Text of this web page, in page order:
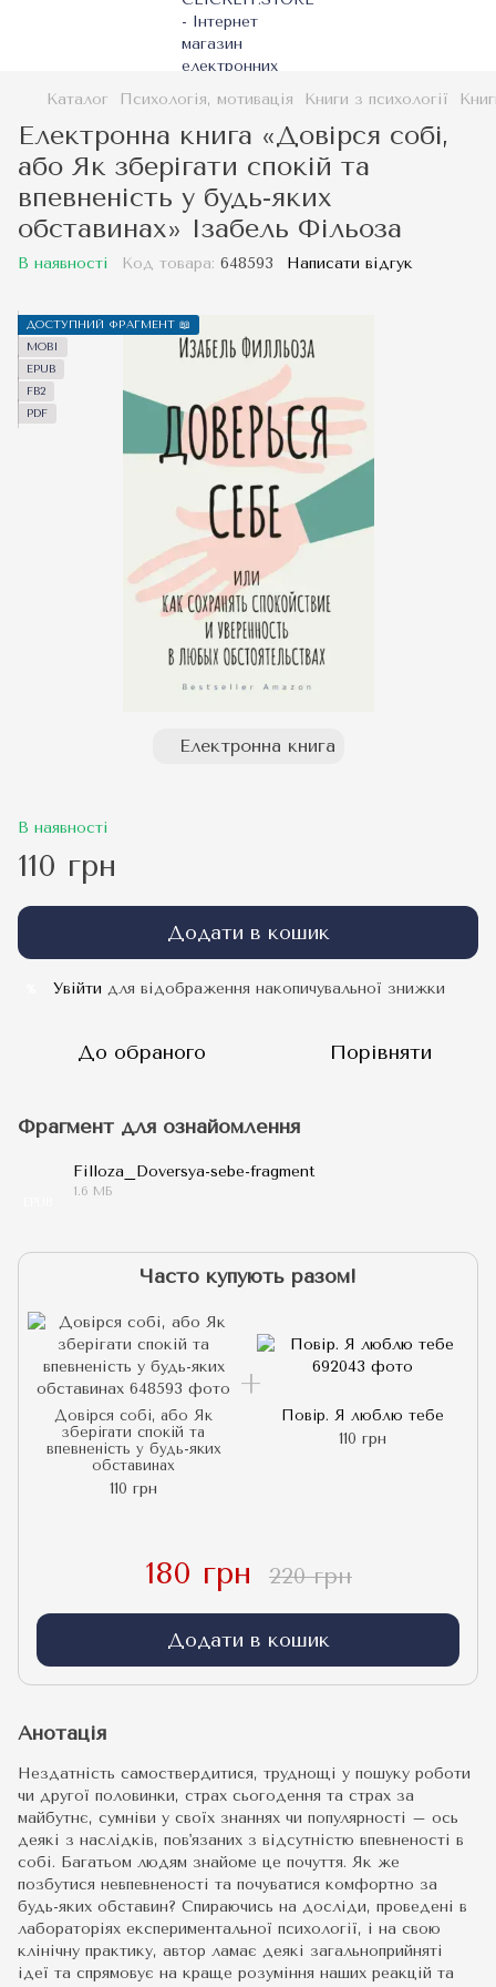
Каталог Психологія, мотивація Книги з психології
Електронна книга «Довірся собі,
або Як зберігати спокій та
впевненість у будь-яких
обставинах» Ізабель Фільоза
В наявності Код товара: 648593 Написати відгук
ДОСТУПНИЙ ФРАГМЕНТ 📖
MOBI
EPUB
FB2
PDF
Електронна книга
В наявності
110 грн
Додати в кошик
Увійти для відображення накопичувальної знижки
До обраного Порівняти
Фрагмент для ознайомлення
Filloza_Doversya-sebe-fragment
1.6 МБ
Часто купують разом!
Довірся собі, або Як
зберігати спокій та
впевненість у будь-яких
обставинах
110 грн
Повір. Я люблю тебе
110 грн
180 грн 220 грн
Додати в кошик
Анотація
Нездатність самоствердитися, труднощі у пошуку роботи
чи другої половинки, страх сьогодення та страх за
майбутнє, сумніви у своїх знаннях чи популярності – ось
деякі з наслідків, пов'язаних з відсутністю впевненості в
собі. Багатьом людям знайоме це почуття. Як же
позбутися невпевненості та почуватися комфортно за
будь-яких обставин? Спираючись на досліди, проведені в
лабораторіях експериментальної психології, і на свою
клінічну практику, автор ламає деякі загальноприйняті
ідеї та спрямовує на краще розуміння наших реакцій та